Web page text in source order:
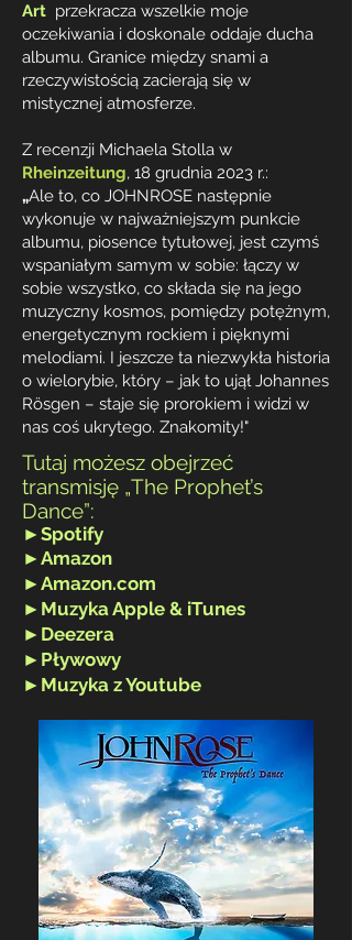
Art przekracza wszelkie moje
oczekiwania i doskonale oddaje ducha
albumu. Granice między snami a
rzeczywistością zacierają się w
mistycznej atmosferze.
Z recenzji Michaela Stolla w
Rheinzeitung, 18 grudnia 2023 r.:
„Ale to, co JOHNROSE następnie
wykonuje w najważniejszym punkcie
albumu, piosence tytułowej, jest czymś
wspaniałym samym w sobie: łączy w
sobie wszystko, co składa się na jego
muzyczny kosmos, pomiędzy potężnym,
energetycznym rockiem i pięknymi
melodiami. I jeszcze ta niezwykła historia
o wielorybie, który – jak to ujął Johannes
Rösgen – staje się prorokiem i widzi w
nas coś ukrytego. Znakomity!"
Tutaj możesz obejrzeć
transmisję „The Prophet’s
Dance”:
► Spotify
► Amazon
► Amazon.com
► Muzyka Apple & iTunes
► Deezera
► Pływowy
► Muzyka z Youtube